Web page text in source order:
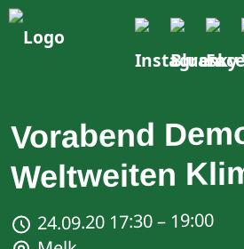
Vorabend
Weltweiten
24.09.20 17:30 – 19:00